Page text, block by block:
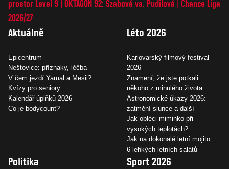
prostor Level 9 OKTAGON 92: Szabová vs. Pudilová
Chance Liga
2026/27
Aktuálně
Epicentrum
Neštovice: příznaky, léčba
V čem jezdí Yamal a Mesii?
Kvízy pro seniory
Kalendář úplňků 2026
Co je bodycount?
Léto 2026
Karlovarský filmový festival
2026
Znamení, že jste potkali
někoho z minulého života
Astronomické úkazy 2026:
zatmění slunce a další
Jak obléci miminko při
vysokých teplotách?
Jak na dokonalé letní mojito
6 lehkých letních salátů
Politika Sport 2026